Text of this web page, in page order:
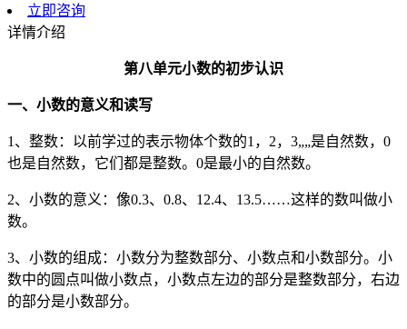
立即咨询
详情介绍
第八单元小数的初步认识
一、小数的意义和读写
1、整数：以前学过的表示物体个数的1，2，3„„是自然数，0
也是自然数，它们都是整数。0是最小的自然数。
2、小数的意义：像0.3、0.8、12.4、13.5……这样的数叫做小
数。
3、小数的组成：小数分为整数部分、小数点和小数部分。小
数中的圆点叫做小数点，小数点左边的部分是整数部分，右边
的部分是小数部分。